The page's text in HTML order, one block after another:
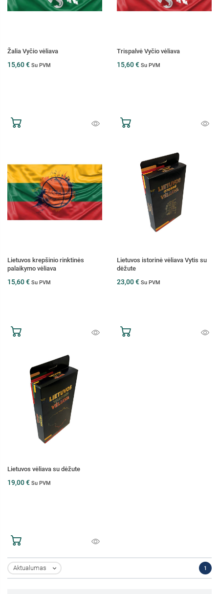
Žalia Vyčio vėliava
15,60 € Su PVM
Trispalvė Vyčio vėliava
15,60 € Su PVM
Lietuvos krepšinio rinktinės
palaikymo vėliava
15,60 € Su PVM
Lietuvos istorinė vėliava Vytis su
dėžute
23,00 € Su PVM
Lietuvos vėliava su dėžute
19,00 € Su PVM
Aktualumas  1